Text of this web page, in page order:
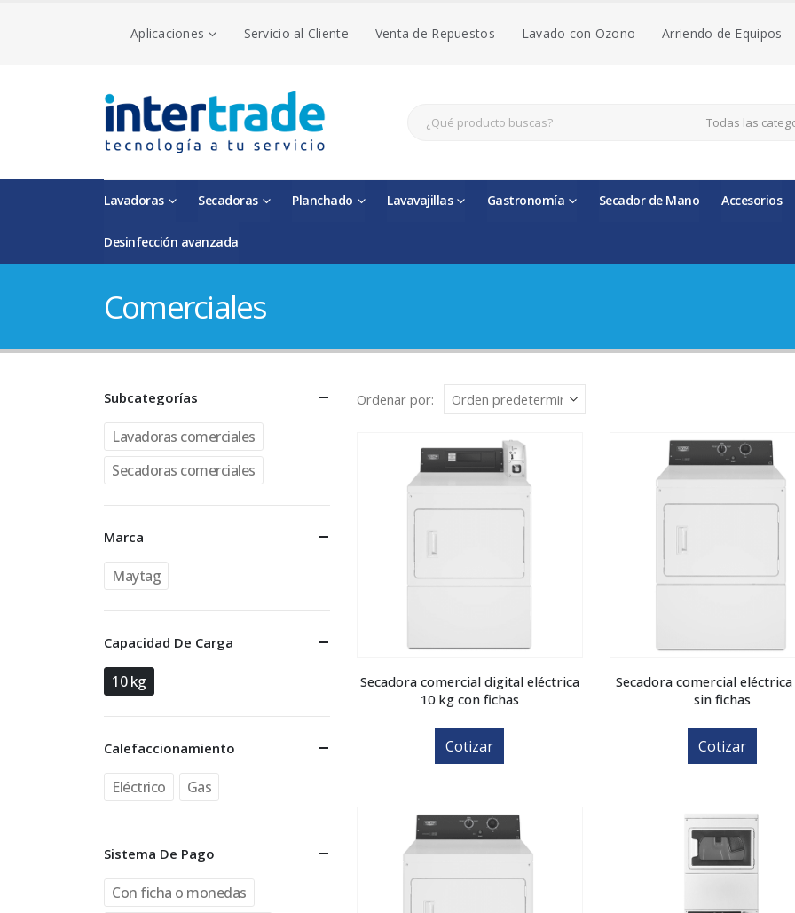
Aplicaciones Servicio al Cliente Venta de Repuestos Lavado con Ozono Arriendo de Equipos
Todas las
Lavadoras Secadoras Planchado Lavavajillas Gastronomía Secador de Mano Accesorios
Desinfección avanzada
Comerciales
Ordenar por:
Secadora comercial digital eléctrica
10 kg con fichas
Cotizar
Secadora comercial
sin fichas
Cotizar
Subcategorías
Lavadoras comerciales
Secadoras comerciales
Marca
Maytag
Capacidad De Carga
10 kg
Calefaccionamiento
Eléctrico Gas
Sistema De Pago
Con ficha o monedas